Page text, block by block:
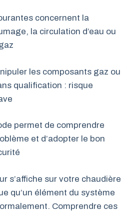
concernent la
la circulation d’eau ou
les composants gaz ou
qualification : risque
permet de comprendre
et d’adopter le bon
s’affiche sur votre chaudière
qu’un élément du système
Comprendre ces